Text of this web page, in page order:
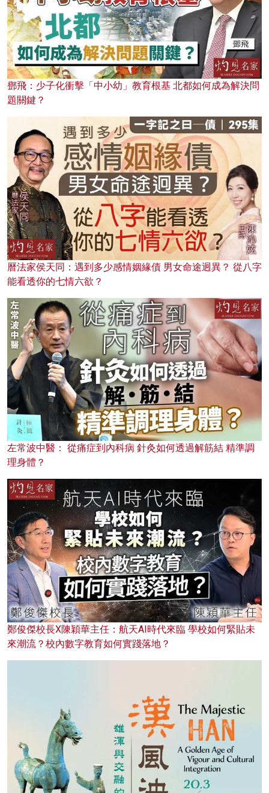
鄧飛：少子化衝擊「中小幼」教育根基 北都如何成為解決問
題關鍵？
曆法家侯天同：遇到多少感情姻緣債 男女命途迥異？ 從八字
能看透你的七情六欲？
左常波中醫： 從痛症到內科病 針灸如何透過解筋結 精準調
理身體？
鄭俊傑校長X陳穎華主任：航天AI時代來臨 學校如何緊貼未
來潮流？校內數字教育如何實踐落地？